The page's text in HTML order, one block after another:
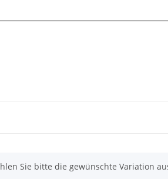
Sie bitte die gewünschte Variation